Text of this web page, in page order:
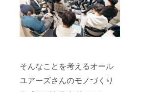
そんなことを考えるオール
ユアーズさんのモノづくり